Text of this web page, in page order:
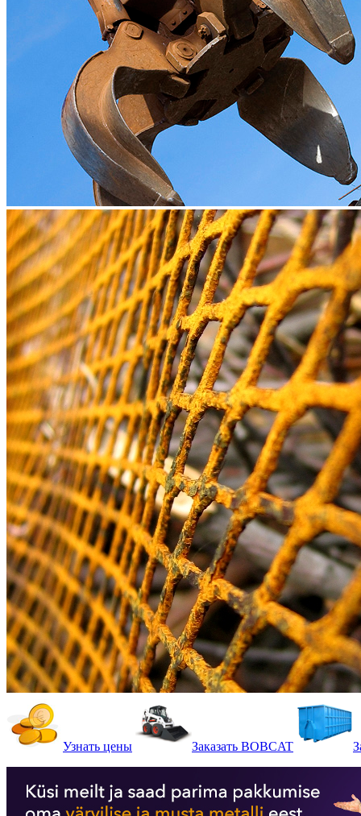
Узнать цены Заказать BOBCAT